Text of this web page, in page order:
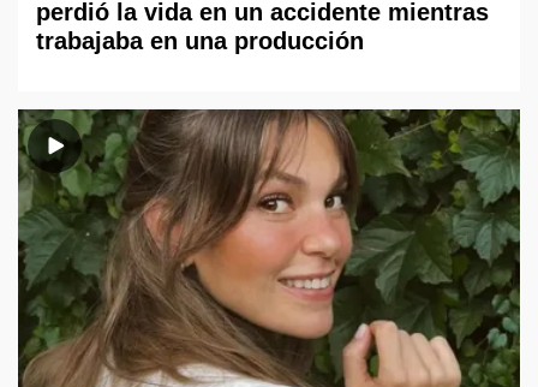
perdió la vida en un accidente mientras
trabajaba en una producción